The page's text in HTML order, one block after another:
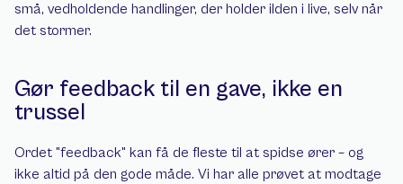
små, vedholdende handlinger, der holder ilden i live, selv når
det stormer.
Gør feedback til en gave, ikke en
trussel
Ordet "feedback" kan få de fleste til at spidse ører – og
ikke altid på den gode måde. Vi har alle prøvet at modtage